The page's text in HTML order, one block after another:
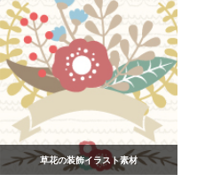
草花の装飾イラスト素材